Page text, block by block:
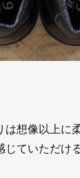
は想像以上に
ていただけ